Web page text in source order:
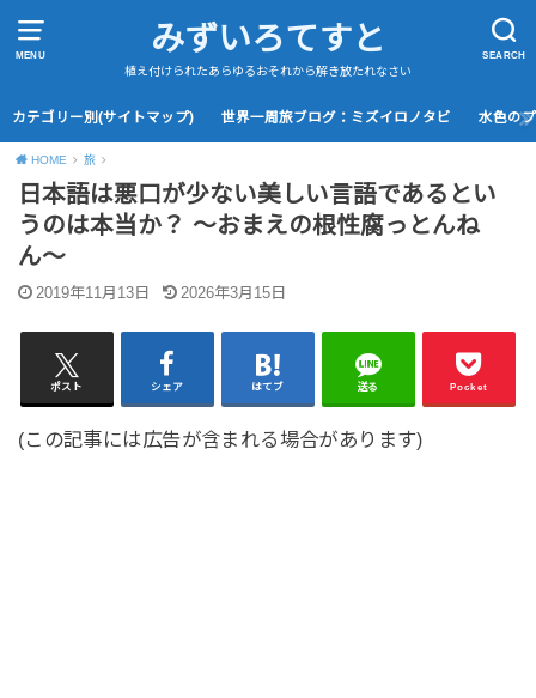
MENU SEARCH
みずいろてすと
植え付けられたあらゆるおそれから解き放たれなさい
カテゴリー別(サイトマップ) 世界一周旅ブログ：ミズイロノタビ 水色の
HOME 旅
日本語は悪口が少ない美しい言語であるとい
うのは本当か？ 〜おまえの根性腐っとんね
ん〜
2019年11月13日 2026年3月15日
ポスト シェア はてブ 送る Pocket
(この記事には広告が含まれる場合があります)